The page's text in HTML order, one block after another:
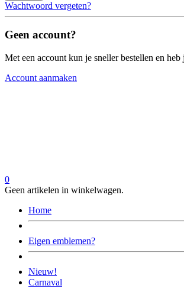
Wachtwoord vergeten?
Geen account?
Met een account kun je sneller bestellen en
Account aanmaken
0
Geen artikelen in winkelwagen.
Home
Eigen emblemen?
Nieuw!
Carnaval